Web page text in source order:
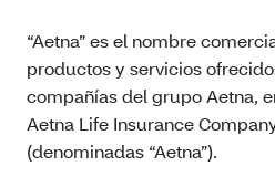
“Aetna” es el nombre
productos y servicios
compañías del grupo Aetna,
Aetna Life Insurance
(denominadas “Aetna”).